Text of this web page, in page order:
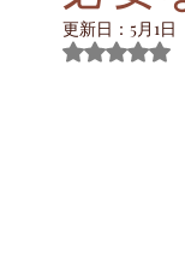
更新日： 5月1日
5つ星の